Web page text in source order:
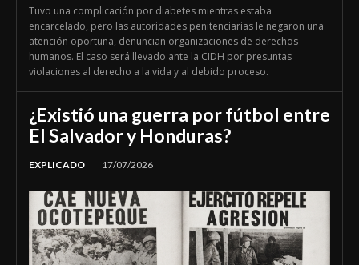
Tuvo una complicación por diabetes mientras estaba
encarcelado, pero las autoridades penitenciarias le negaron una
atención oportuna, denuncian organizaciones de derechos
humanos. El caso será llevado ante la CIDH por presuntas
violaciones al derecho a la vida y al debido proceso.
¿Existió una guerra por fútbol entre
El Salvador y Honduras?
EXPLICADO 17/07/2026